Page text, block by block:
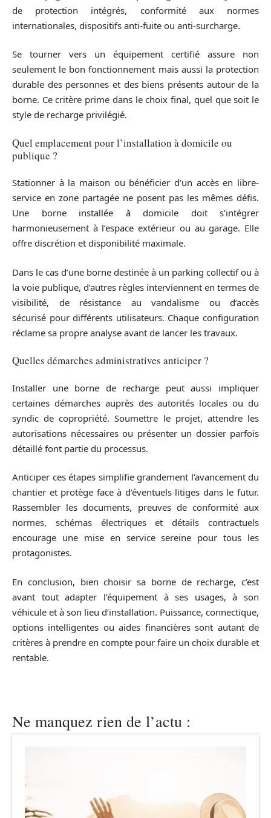
de protection intégrés, conformité aux normes
internationales, dispositifs anti-fuite ou anti-surcharge.
Se tourner vers un équipement certifié assure non
seulement le bon fonctionnement mais aussi la protection
durable des personnes et des biens présents autour de la
borne. Ce critère prime dans le choix final, quel que soit le
style de recharge privilégié.
Quel emplacement pour l’installation à domicile ou
publique ?
Stationner à la maison ou bénéficier d’un accès en libre-
service en zone partagée ne posent pas les mêmes défis.
Une borne installée à domicile doit s’intégrer
harmonieusement à l’espace extérieur ou au garage. Elle
offre discrétion et disponibilité maximale.
Dans le cas d’une borne destinée à un parking collectif ou à
la voie publique, d’autres règles interviennent en termes de
visibilité, de résistance au vandalisme ou d’accès
sécurisé pour différents utilisateurs. Chaque configuration
réclame sa propre analyse avant de lancer les travaux.
Quelles démarches administratives anticiper ?
Installer une borne de recharge peut aussi impliquer
certaines démarches auprès des autorités locales ou du
syndic de copropriété. Soumettre le projet, attendre les
autorisations nécessaires ou présenter un dossier parfois
détaillé font partie du processus.
Anticiper ces étapes simplifie grandement l’avancement du
chantier et protège face à d’éventuels litiges dans le futur.
Rassembler les documents, preuves de conformité aux
normes, schémas électriques et détails contractuels
encourage une mise en service sereine pour tous les
protagonistes.
En conclusion, bien choisir sa borne de recharge, c’est
avant tout adapter l’équipement à ses usages, à son
véhicule et à son lieu d’installation. Puissance, connectique,
options intelligentes ou aides financières sont autant de
critères à prendre en compte pour faire un choix durable et
rentable.
Ne manquez rien de l’actu :